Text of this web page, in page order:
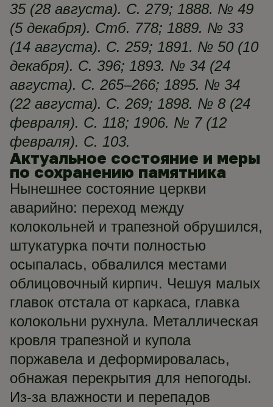
35 (28 августа). С. 279; 1888. № 49
(5 декабря). Стб. 778; 1889. № 33
(14 августа). С. 259; 1891. № 50 (10
декабря). С. 396; 1893. № 34 (24
августа). С. 265–266; 1895. № 34
(22 августа). С. 269; 1898. № 8 (24
февраля). С. 118; 1906. № 7 (12
февраля). С. 103.
Актуальное состояние и меры
по сохранению памятника
Нынешнее состояние церкви
аварийно: переход между
колокольней и трапезной обрушился,
штукатурка почти полностью
осыпалась, обвалился местами
облицовочный кирпич. Чешуя малых
главок отстала от каркаса, главка
колокольни рухнула. Металлическая
кровля трапезной и купола
поржавела и деформировалась,
обнажая перекрытия для непогоды.
Из-за влажности и перепадов